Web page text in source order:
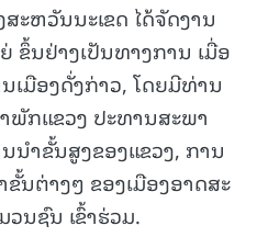
ະຫວັນນະເຂດ ໄດ້ຈັດງານ
ຂຶ້ນຢ່າງເປັນທາງການ ເມື່ອ
ມືອງດັ່ງກ່າວ, ໂດຍມີທ່ານ
ພັກແຂວງ ປະທານສະພາ
ນຳຂັ້ນສູງຂອງແຂວງ, ການ
ນຕ່າງໆ ຂອງເມືອງອາດສະ
ນຊົນ ເຂົ້າຮ່ວມ.